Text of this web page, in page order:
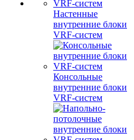
Настенные
внутренние блоки
VRF-систем
Консольные
внутренние блоки
VRF-систем